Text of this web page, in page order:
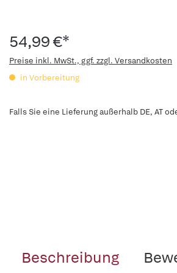
54,99 €*
Preise inkl. MwSt., ggf. zzgl. Versandkosten
in Vorbereitung
Falls Sie eine Lieferung außerhalb DE, AT
Beschreibung